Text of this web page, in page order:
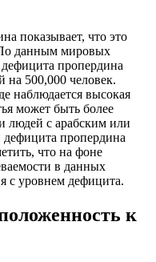
показывает, что это
По данным мировых
пропердина
на 500,000 человек.
наблюдается высокая
может быть более
людей с арабским или
пропердина
что на фоне
в данных
с уровнем дефицита.
к